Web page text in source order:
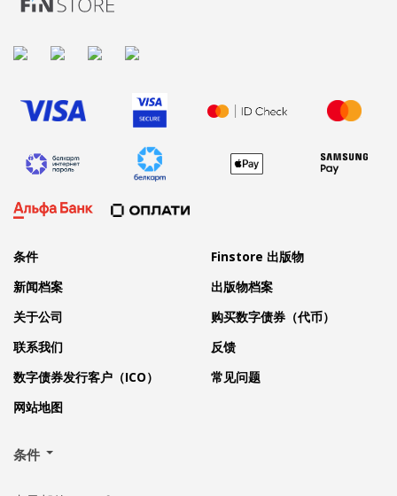
条件
Finstore 出版物
新闻档案
出版物档案
关于公司
购买数字债券（代币）
联系我们
反馈
数字债券发行客户（ICO）
常见问题
网站地图
条件